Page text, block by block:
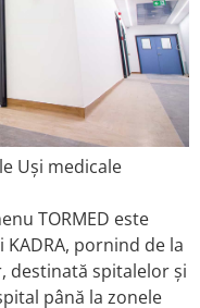
Uși medicale
TORMED este
pornind de la
destinată spitalelor și
până la zonele